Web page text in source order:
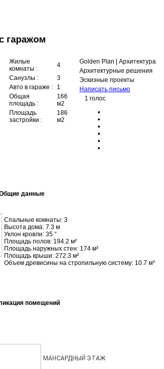
домов
гаражом
Жилые
комнаты :
4
Санузлы :
3
Авто в гараже :
1
Общая
площадь :
166
м2
Площадь
застройки :
186
м2
Golden Plan | Архитектура
Архитектурные решения
Эскизные проекты
Написать письмо
1 голос
данные
Спальные комнаты: 3
Высота дома: 7.3 м
Уклон кровли: 35 °
Площадь полов: 194.2 м²
Площадь наружных стен: 174 м²
Площадь крыши: 272.3 м²
Объем древисины на стропильную систему: 10.7 м³
помещений
МАНСАРДНЫЙ ЭТАЖ